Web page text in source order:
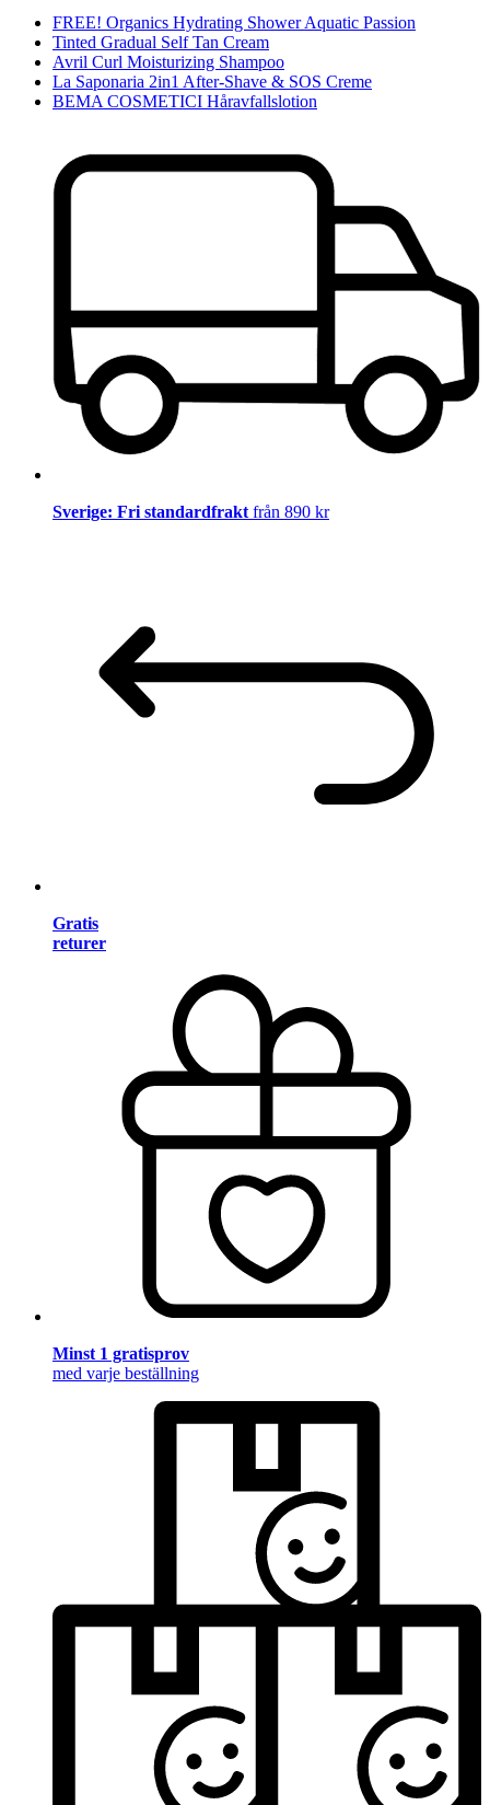
FREE! Organics Hydrating Shower Aquatic Passion
Tinted Gradual Self Tan Cream
Avril Curl Moisturizing Shampoo
La Saponaria 2in1 After-Shave & SOS Creme
BEMA COSMETICI Håravfallslotion
Sverige: Fri standardfraktfrån 890 kr
Gratis
returer
Minst 1 gratisprov
med varje beställning